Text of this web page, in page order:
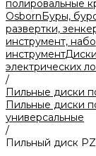
полировальные
OsbornБуры,
развертки,
инструмент,
инструмент
электрических
/
Пильные диски
Пильные диски
универсальные
/
Пильный диск PZ